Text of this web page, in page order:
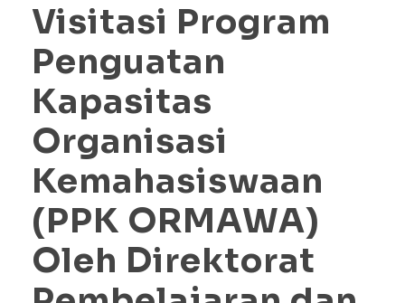
Visitasi Program
Penguatan
Kapasitas
Organisasi
Kemahasiswaan
(PPK ORMAWA)
Oleh Direktorat